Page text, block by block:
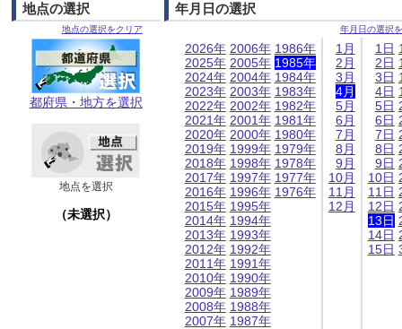
地点の選択
地点の選択をクリア
都府県・地方を選択
地点を選択
（未選択）
年月日の選択
年月日の選択
2026年
2025年
2024年
2023年
2022年
2021年
2020年
2019年
2018年
2017年
2016年
2015年
2014年
2013年
2012年
2011年
2010年
2009年
2008年
2007年
2006年
2005年
2004年
2003年
2002年
2001年
2000年
1999年
1998年
1997年
1996年
1995年
1994年
1993年
1992年
1991年
1990年
1989年
1988年
1987年
1986年
1985年
1984年
1983年
1982年
1981年
1980年
1979年
1978年
1977年
1976年
1月
2月
3月
4月
5月
6月
7月
8月
9月
10月
11月
12月
1日
2日
3日
4日
5日
6日
7日
8日
9日
10日
11日
12日
13日
14日
15日